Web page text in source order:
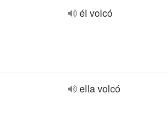
él volcó
ella volcó